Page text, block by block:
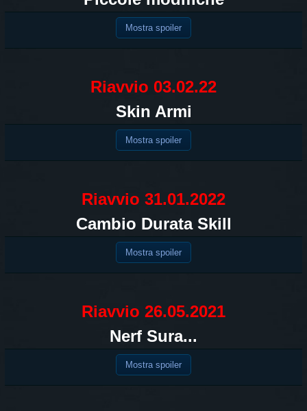
Mostra spoiler
Riavvio 03.02.22
Skin Armi
Mostra spoiler
Riavvio 31.01.2022
Cambio Durata Skill
Mostra spoiler
Riavvio 26.05.2021
Nerf Sura...
Mostra spoiler